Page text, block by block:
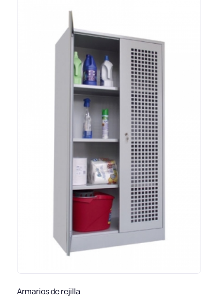
Armarios de rejilla